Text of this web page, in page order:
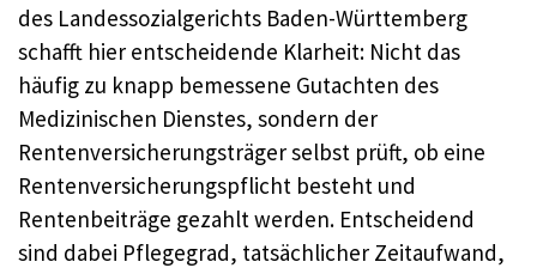
des Landessozialgerichts Baden-Württemberg
schafft hier entscheidende Klarheit: Nicht das
häufig zu knapp bemessene Gutachten des
Medizinischen Dienstes, sondern der
Rentenversicherungsträger selbst prüft, ob eine
Rentenversicherungspflicht besteht und
Rentenbeiträge gezahlt werden. Entscheidend
sind dabei Pflegegrad, tatsächlicher Zeitaufwand,